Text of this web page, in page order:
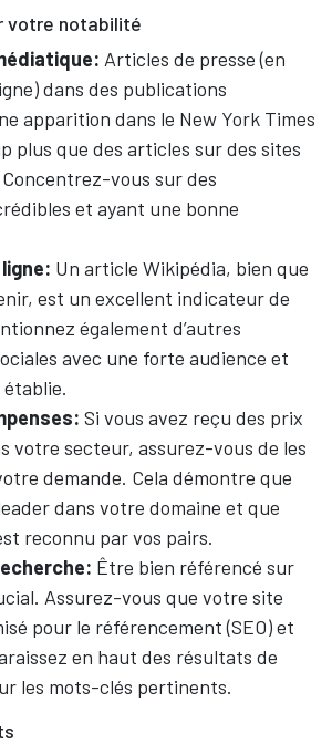
votre notabilité
Articles de presse (en
dans des publications
apparition dans le New York Times
plus que des articles sur des sites
vous sur des
et ayant une bonne
Un article Wikipédia, bien que
est un excellent indicateur de
également d’autres
avec une forte audience et
Si vous avez reçu des prix
votre secteur, assurez-vous de les
demande. Cela démontre que
dans votre domaine et que
reconnu par vos pairs.
Être bien référencé sur
Assurez-vous que votre site
pour le référencement (SEO) et
en haut des résultats de
les mots-clés pertinents.